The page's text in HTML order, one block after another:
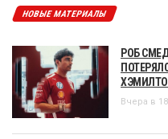
НОВЫЕ МАТЕРИАЛЫ
РОБ
Вчера в